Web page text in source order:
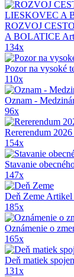
ROZVOJ
A BOLATICE
134x
Pozor na vysoké
110x
Oznam -
96x
Rererendum 2026
154x
Stavanie
147x
Deň Zeme Artikel
185x
Oznámenie o
165x
Deň matiek
131x